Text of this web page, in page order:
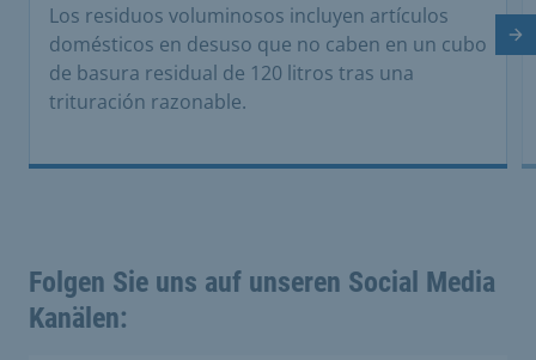
Los residuos voluminosos incluyen artículos
domésticos en desuso que no caben en un cubo
de basura residual de 120 litros tras una
trituración razonable.
Folgen Sie uns auf unseren Social Media
Kanälen: